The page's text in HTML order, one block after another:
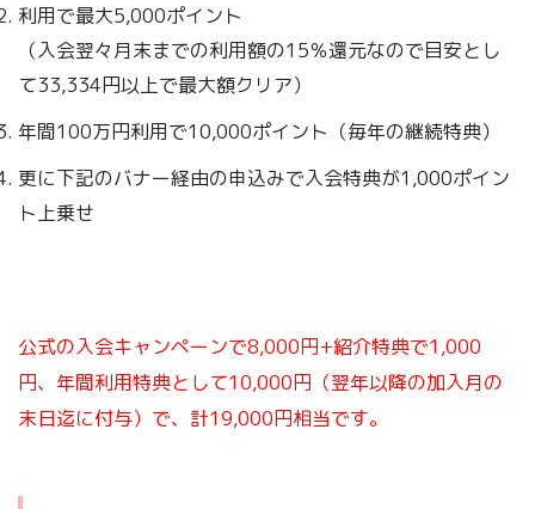
利用で最大5,000ポイント
（入会翌々月末までの利用額の15％還元なので目安とし
て33,334円以上で最大額クリア）
年間100万円利用で10,000ポイント（毎年の継続特典）
更に下記のバナー経由の申込みで入会特典が1,000ポイン
ト上乗せ
公式の入会キャンペーンで8,000円+紹介特典で1,000
円、年間利用特典として10,000円（翌年以降の加入月の
末日迄に付与）で、計19,000円相当です。